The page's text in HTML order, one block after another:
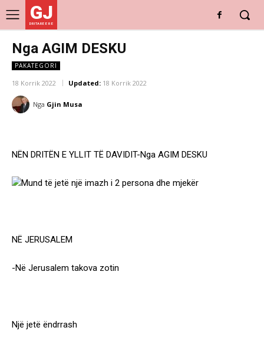
GJ
DRITARE E RE
Nga AGIM DESKU
PAKATEGORI
18 Korrik 2022 Updated: 18 Korrik 2022
Nga Gjin Musa
NËN DRITËN E YLLIT TË DAVIDIT-Nga AGIM DESKU
NË JERUSALEM
-Në Jerusalem takova zotin
Një jetë ëndrrash